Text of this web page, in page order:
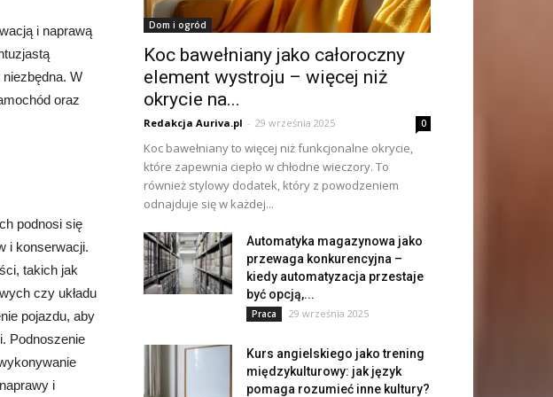
i naprawą
W
oraz
podnosi się
i konserwacji.
takich jak
czy układu
pojazdu, aby
Podnoszenie
i
Dom i ogród
Koc bawełniany jako całoroczny
element wystroju – więcej niż
okrycie na...
Redakcja Auriva.pl - 29 września 2025 0
Koc bawełniany to więcej niż funkcjonalne okrycie,
które zapewnia ciepło w chłodne wieczory. To
również stylowy dodatek, który z powodzeniem
odnajduje się w każdej...
Automatyka magazynowa jako
przewaga konkurencyjna –
kiedy automatyzacja przestaje
być opcją,...
Praca 29 września 2025
Kurs angielskiego jako trening
międzykulturowy: jak język
pomaga rozumieć inne kultury?